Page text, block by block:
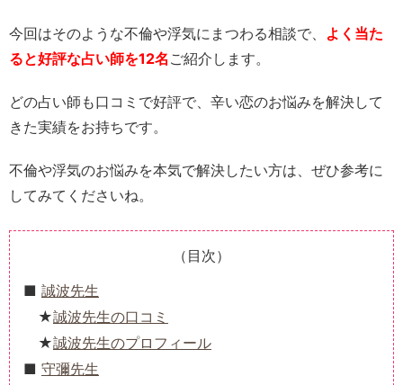
今回はそのような不倫や浮気にまつわる相談で、 よく当た
ると好評な占い師を12名 ご紹介します。
どの占い師も口コミで好評で、辛い恋のお悩みを解決して
きた実績をお持ちです。
不倫や浮気のお悩みを本気で解決したい方は、ぜひ参考に
してみてくださいね。
（目次）
誠波先生
誠波先生の口コミ
誠波先生のプロフィール
守彌先生